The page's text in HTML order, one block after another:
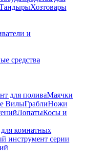
Хозтовары
и
средства
для поливаМаячки
ВилыГраблиНожи
ЛопатыКосы и
комнатных
инструмент серии